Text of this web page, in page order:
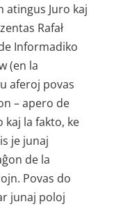
atingus Juro kaj
Rafał
Informadiko
(en la
aferoj povas
– apero de
la fakto, ke
je junaj
de la
Povas do
junaj poloj